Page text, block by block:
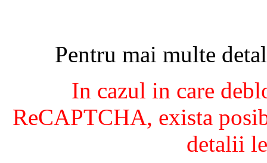
Pentru mai multe
In cazul in care
ReCAPTCHA, exista
detalii